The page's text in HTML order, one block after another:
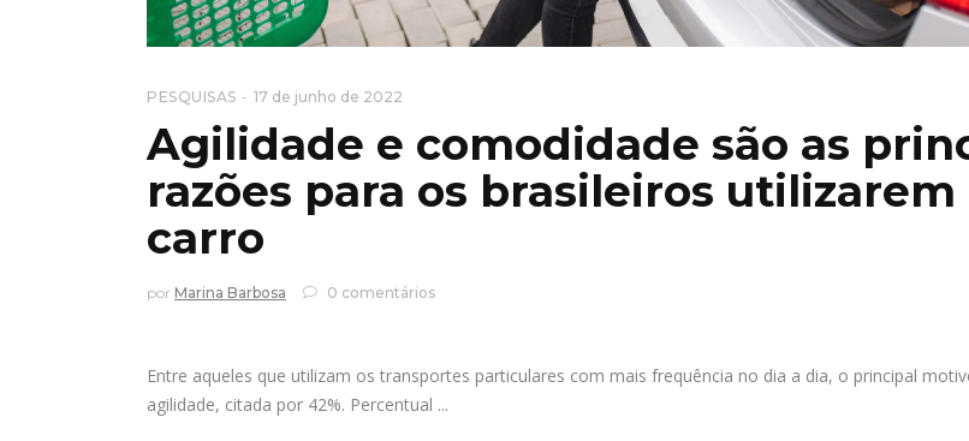
PESQUISAS 17 de junho de 2022
Agilidade e comodidade são as
razões para os brasileiros utilizarem
carro
por Marina Barbosa 0 comentários
Entre aqueles que utilizam os transportes particulares com mais frequência no dia a dia, o principal
agilidade, citada por 42%. Percentual